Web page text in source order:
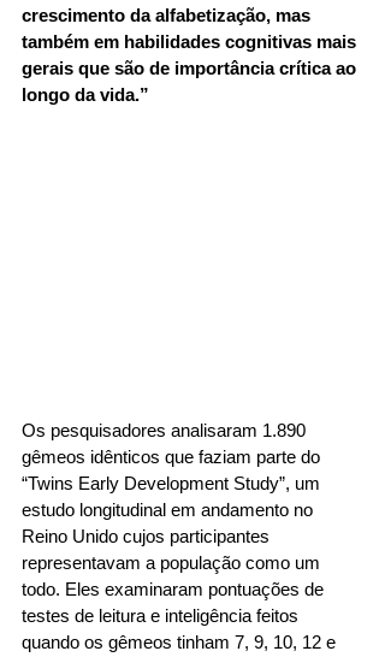
crescimento da alfabetização, mas
também em habilidades cognitivas mais
gerais que são de importância crítica ao
longo da vida.”
Os pesquisadores analisaram 1.890
gêmeos idênticos que faziam parte do
“Twins Early Development Study”, um
estudo longitudinal em andamento no
Reino Unido cujos participantes
representavam a população como um
todo. Eles examinaram pontuações de
testes de leitura e inteligência feitos
quando os gêmeos tinham 7, 9, 10, 12 e